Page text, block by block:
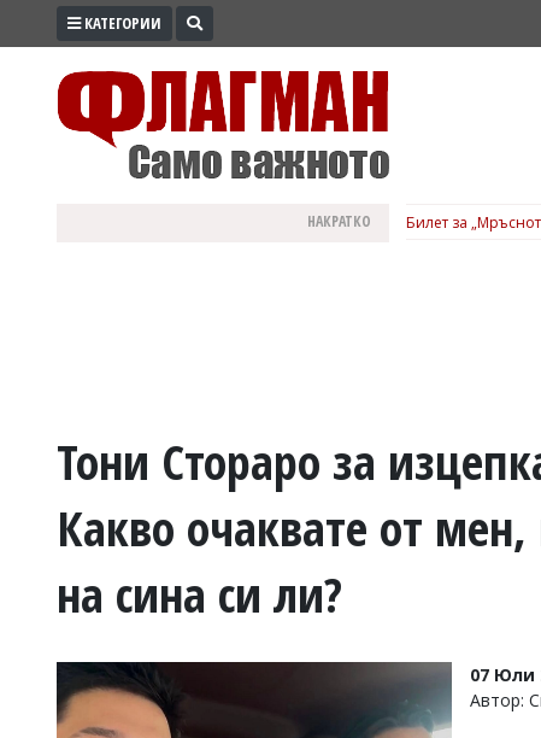
ПРОМО
ВОЙНАТА
УКРАЙНА
РАЗСЛЕДВАНЕ
БИЗНЕС
КАТЕГОРИИ
НАКРАТКО Билет за
Тони Стораро за
Какво очаквате от
на сина си ли?
07 Юли
Автор: